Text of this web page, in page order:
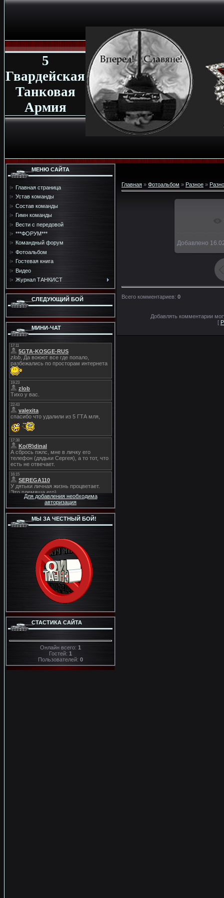
5
Гвардейская
Танковая
Армия
МЕНЮ САЙТА
Главная страница
Устав команды
Состав команды
Гимн команды
Вести с передовой
***ФОРУМ***
Командный форум
Фотоальбом
Гостевая книга
Видео
Журнал ТАНКИСТ
СЛЕДУЮЩИЙ БОЙ
МИНИ-ЧАТ
Для добавления необходима
авторизация
МЫ ЗА ЧЕСТНЫЙ БОЙ!
СТАСТИКА САЙТА
Онлайн всего: 1
Гостей: 1
Пользователей: 0
Главная » Фотоальбом » Разное »
В
Добавлено
Всего комментариев: 0
Добавлять комментарии
[